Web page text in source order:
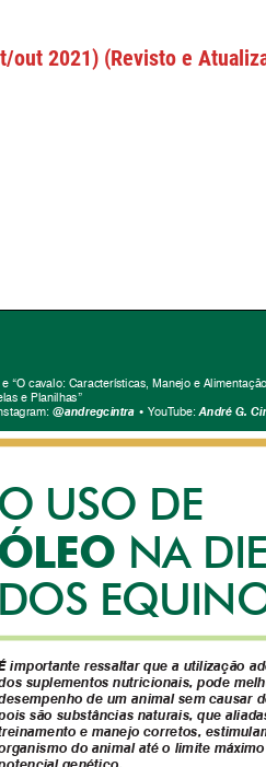
out 2021) (Revisto e